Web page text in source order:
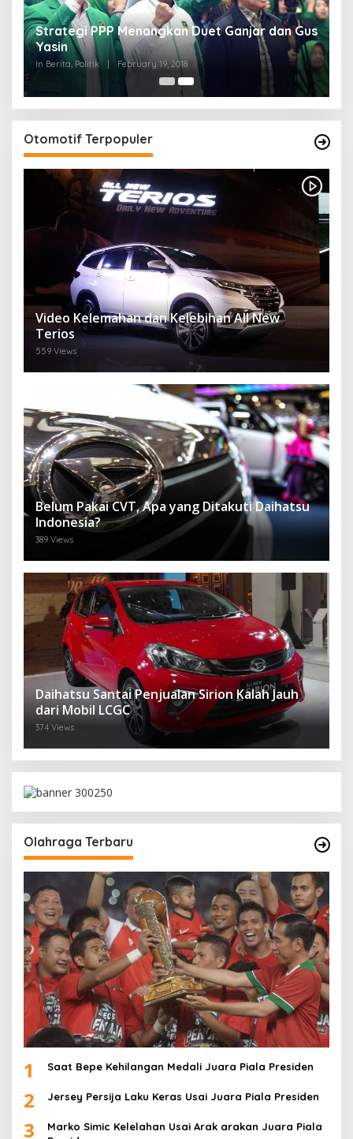
Strategi PPP Menangkan Duet Ganjar dan Gus
Yasin
In Berita, Politik | February 19, 2018
Otomotif Terpopuler
Video Kelemahan dan Kelebihan All New
Terios
559 Views
Belum Pakai CVT, Apa yang Ditakuti Daihatsu
Indonesia?
389 Views
Daihatsu Santai Penjualan Sirion Kalah Jauh
dari Mobil LCGC
374 Views
Olahraga Terbaru
1 Saat Bepe Kehilangan Medali Juara Piala Presiden
2 Jersey Persija Laku Keras Usai Juara Piala Presiden
3
Marko Simic Kelelahan Usai Arak arakan Juara Piala